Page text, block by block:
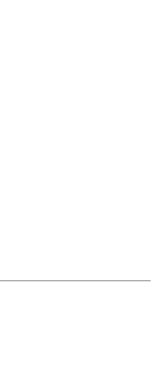
บ้าน รับจ้างโพสต์อสัง
1 การโพสต์ขายอสังหา
หน้าแรกได้จริงๆ
เชื่อถือได้จริง รับ
ด ไม่มีค่านายหน้า
ยได้มากกว่า ที่เดียว ที่